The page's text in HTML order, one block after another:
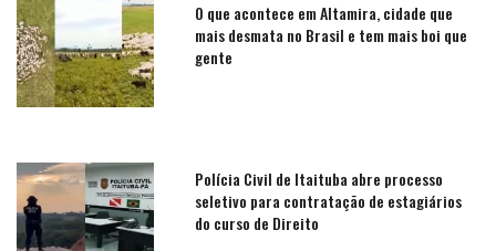
O que acontece em Altamira, cidade que
mais desmata no Brasil e tem mais boi que
gente
Polícia Civil de Itaituba abre processo
seletivo para contratação de estagiários
do curso de Direito